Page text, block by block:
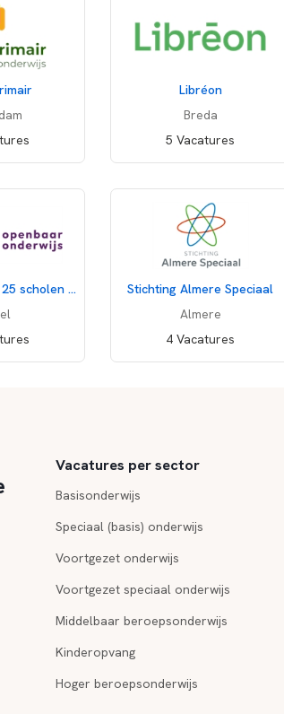
Libréon
Breda
5 Vacatures
Stichting O2A5, 25 scholen voor openbaar onderwijs
Stichting Almere Speciaal
Almere
4 Vacatures
Vacatures per sector
Basisonderwijs
Speciaal (basis) onderwijs
Voortgezet onderwijs
Voortgezet speciaal onderwijs
Middelbaar beroepsonderwijs
Kinderopvang
Hoger beroepsonderwijs